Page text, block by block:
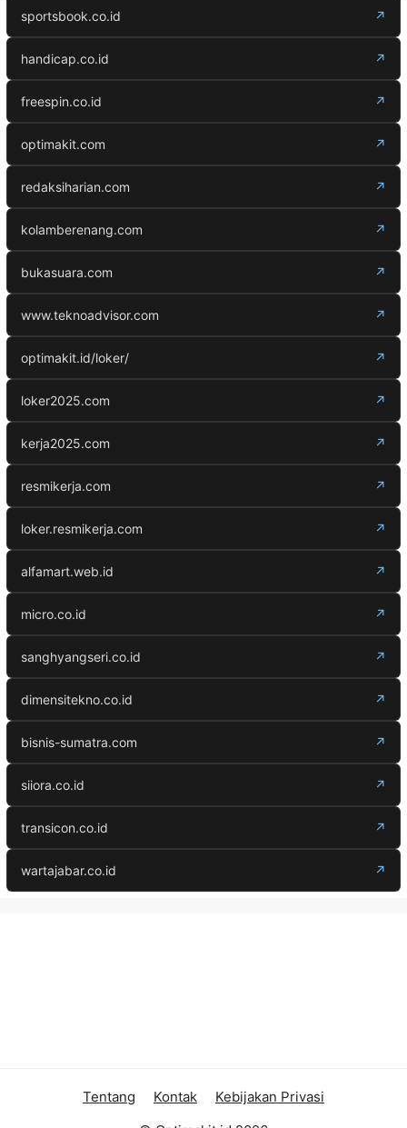
sportsbook.co.id ↗
handicap.co.id ↗
freespin.co.id ↗
optimakit.com ↗
redaksiharian.com ↗
kolamberenang.com ↗
bukasuara.com ↗
www.teknoadvisor.com ↗
optimakit.id/loker/ ↗
loker2025.com ↗
kerja2025.com ↗
resmikerja.com ↗
loker.resmikerja.com ↗
alfamart.web.id ↗
micro.co.id ↗
sanghyangseri.co.id ↗
dimensitekno.co.id ↗
bisnis-sumatra.com ↗
siiora.co.id ↗
transicon.co.id ↗
wartajabar.co.id ↗
Tentang Kontak
Kebijakan Privasi